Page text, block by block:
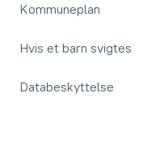
Kommuneplan
Hvis et barn svigtes
Databeskyttelse